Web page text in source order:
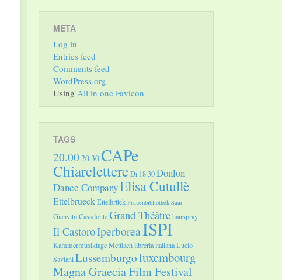
META
Log in
Entries feed
Comments feed
WordPress.org
Using All in one Favicon
TAGS
20.00 20.30CAPe
ChiarelettereDi 18.30Donlon
Dance CompanyElisa Cutullè
EttelbrueckEttelbrück Frauenbibliothek Saar
Gianvito CasadonteGrand Théâtrehairspray
Il CastoroIperboreaISPI
Kammermusiktage Mettlachlibreria italianaLucio
SavianiLussemburgoluxembourg
Magna Graecia Film Festival